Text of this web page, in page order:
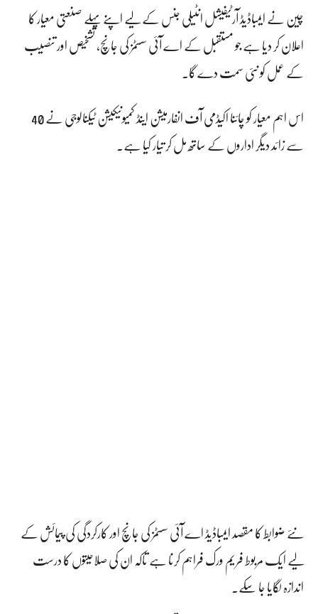
چین نے ایمباڈیڈ آرٹیفیشل انٹیلی جنس کے لیے اپنے پہلے صنعتی معیار کا
اعلان کر دیا ہے جو مستقبل کے اے آئی سسٹمز کی جانچ، تشخیص اور تنصیب
کے عمل کو نئی سمت دے گا۔
اس اہم معیار کو چائنا اکیڈمی آف انفارمیشن اینڈ کمیونیکیشن ٹیکنالوجی نے 40
سے زائد دیگر اداروں کے ساتھ مل کر تیار کیا ہے۔
نئے ضوابط کا مقصد ایمباڈیڈ اے آئی سسٹمز کی جانچ اور کارکردگی کی پیمائش کے
لیے ایک مربوط فریم ورک فراہم کرنا ہے تاکہ ان کی صلاحیتوں کا درست
اندازہ لگایا جا سکے۔